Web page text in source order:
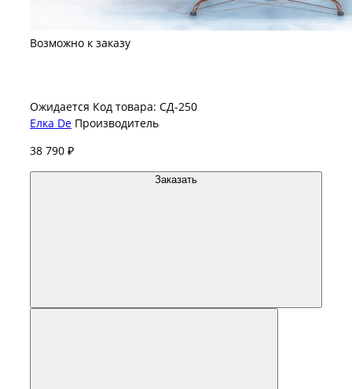
Возможно к заказу
Ожидается Код товара: СД-250
Елка De Производитель
38 790 ₽
Заказать